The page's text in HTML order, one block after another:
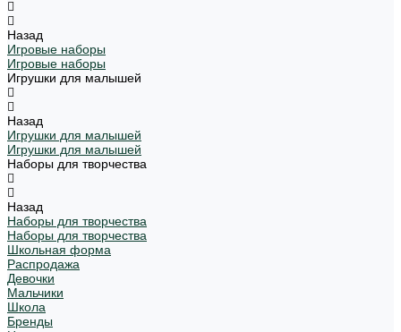
Назад
Игровые наборы
Игровые наборы
Игрушки для малышей
Назад
Игрушки для малышей
Игрушки для малышей
Наборы для творчества
Назад
Наборы для творчества
Наборы для творчества
Школьная форма
Распродажа
Девочки
Мальчики
Школа
Бренды